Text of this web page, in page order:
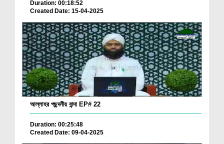
Duration: 00:18:52
Created Date: 15-04-2025
আল্লাহর পছন্দনীয় বান্দা EP# 22
Duration: 00:25:48
Created Date: 09-04-2025